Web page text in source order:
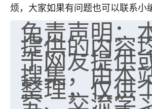
烦，大家如果有问题也可以联系小
免责声明：
提供的内容
于网友提供
搜集，由本
整理，仅供
究、交流学
2小时前 来自海南
梦醒时分
我女儿高二叛逆，大半年不上学
的，把我们两口子愁的不行，朋
师，一开始我是病急乱投医，这
做完，我女儿跟变了个人一样，
大学，只要能安安稳稳的把书读